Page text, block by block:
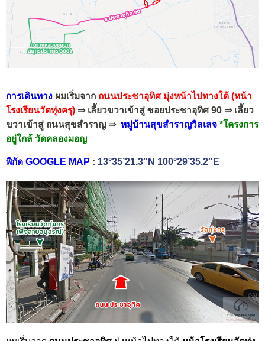
การเดินทาง ผมเริ่มจาก ถนนประชาอุทิศ มุ่งหน้าไปทางใต้ (หน้า
โรงเรียนวัดทุ่งครุ) ⇒ เลี้ยวขวาเข้าสู่ ซอยประชาอุทิศ 90 ⇒ เลี้ยว
ขวาเข้าสู่ ถนนสุขสำราญ ⇒ หมู่บ้านสุขสำราญวิลเลจ *โครงการ
อยู่ใกล้ วัดคลองมอญ
พิกัด GOOGLE MAP : 13°35’21.3″N 100°29’35.2″E